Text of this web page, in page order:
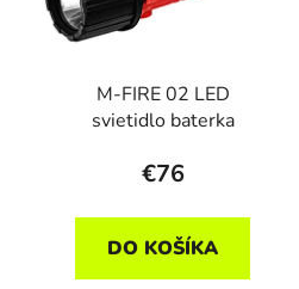
M-FIRE 02 LED
svietidlo baterka
€76
DO KOŠÍKA